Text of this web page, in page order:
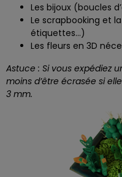
Les bijoux (boucles
Le scrapbooking et
étiquettes…)
Les fleurs en 3D
Astuce : Si vous expédiez
moins d’être écrasée si
3 mm.